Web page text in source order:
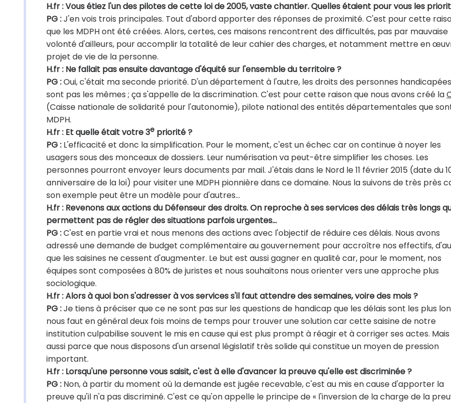
H.fr : Vous étiez l'un des pilotes de cette loi de 2005, vaste chantier. Quelles étaient pour vous les
PG :J'en vois trois principales. Tout d'abord apporter des réponses de proximité. C'est pour cette
que les MDPH ont été créées. Alors, certes, ces maisons rencontrent des difficultés, pas par mauvaise
volonté d'ailleurs, pour accomplir la totalité de leur cahier des charges, et notamment mettre en
projet de vie de la personne.
H.fr : Ne fallait pas ensuite davantage d'équité sur l'ensemble du territoire ?
PG :Oui, c'était ma seconde priorité. D'un département à l'autre, les droits des personnes
sont pas les mêmes ; ça s'appelle de la discrimination. C'est pour cette raison que nous avons créé la
(Caisse nationale de solidarité pour l'autonomie), pilote national des entités départementales que
MDPH.
H.fr : Et quelle était votre 3e priorité ?
PG : L'efficacité et donc la simplification. Pour le moment, c'est un échec car on continue à noyer les
usagers sous des monceaux de dossiers. Leur numérisation va peut-être simplifier les choses. Les
personnes pourront envoyer leurs documents par mail. J'étais dans le Nord le 11 février 2015 (date du
anniversaire de la loi) pour visiter une MDPH pionnière dans ce domaine. Nous la suivons de très près
son exemple peut être un modèle pour d'autres…
H.fr : Revenons aux actions du Défenseur des droits. On reproche à ses services des délais très longs
permettent pas de régler des situations parfois urgentes…
PG :C'est en partie vrai et nous menons des actions avec l'objectif de réduire ces délais. Nous avons
adressé une demande de budget complémentaire au gouvernement pour accroître nos effectifs,
que les saisines ne cessent d'augmenter. Le but est aussi gagner en qualité car, pour le moment, nos
équipes sont composées à 80% de juristes et nous souhaitons nous orienter vers une approche plus
sociologique.
H.fr : Alors à quoi bon s'adresser à vos services s'il faut attendre des semaines, voire des mois ?
PG :Je tiens à préciser que ce ne sont pas sur les questions de handicap que les délais sont les plus
nous faut en général deux fois moins de temps pour trouver une solution car cette saisine de notre
institution culpabilise souvent le mis en cause qui est plus prompt à réagir et à corriger ses actes. Mais
aussi parce que nous disposons d'un arsenal législatif très solide qui constitue un moyen de pression
important.
H.fr : Lorsqu'une personne vous saisit, c'est à elle d'avancer la preuve qu'elle est discriminée ?
PG : Non, à partir du moment où la demande est jugée recevable, c'est au mis en cause d'apporter la
preuve qu'il n'a pas discriminé. C'est ce qu'on appelle le principe de « l'inversion de la charge de la